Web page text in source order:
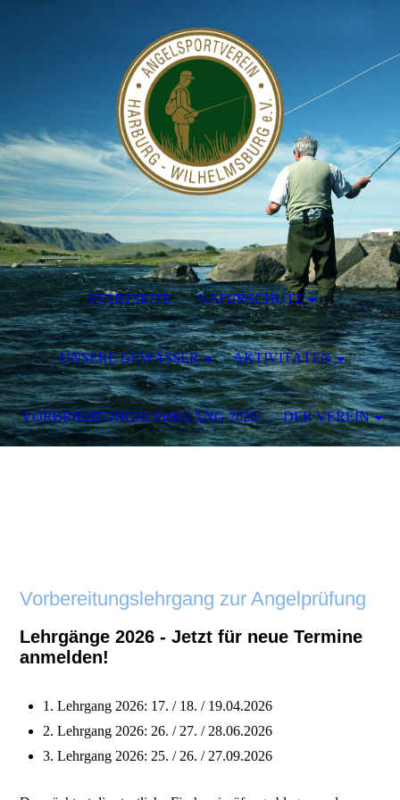
Vorbereitungslehrgang zur Angelprüfung
Lehrgänge 2026 - Jetzt für neue Termine
anmelden!
1. Lehrgang 2026: 17. / 18. / 19.04.2026
2. Lehrgang 2026: 26. / 27. / 28.06.2026
3. Lehrgang 2026: 25. / 26. / 27.09.2026
STARTSEITE NATURSCHUTZ
UNSERE GEWÄSSER AKTIVITÄTEN
VORBEREITUNGSLEHRGANG 2026 DER VEREIN